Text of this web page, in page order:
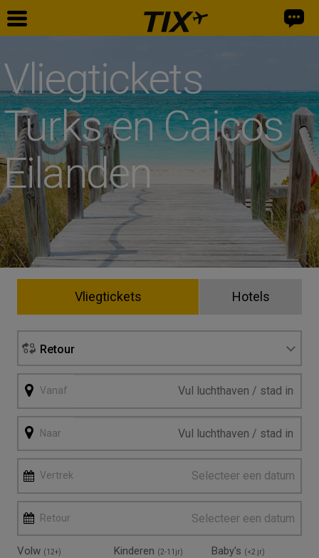
Vliegtickets
Turks en Caicos
Eilanden
Vliegtickets Hotels
Retour
Vanaf
Naar
Vertrek Selecteer een datum
Retour Selecteer een datum
Volw (12+) Kinderen (2-11jr) Baby's (<2 jr)